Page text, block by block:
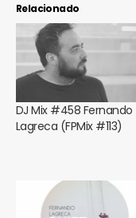
Relacionado
DJ Mix #458 Fernando
Lagreca (FPMix #113)